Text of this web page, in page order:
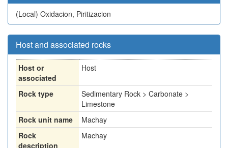
(Local) Oxidacion, Piritizacion
Host and associated rocks
Host or
associated
Host
Rock type
Sedimentary Rock > Carbonate >
Limestone
Rock unit name
Machay
Rock
description
Machay